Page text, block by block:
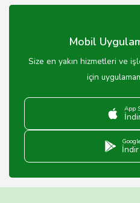
hizmetleri, yataklı tedavi ve
Mobil
Size en yakın hizmetleri ve
için
App
İndir